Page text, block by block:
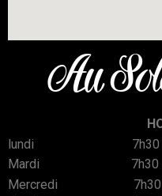
Au
lundi 7h30 –
Mardi 7h30 –
Mercredi 7h30 –